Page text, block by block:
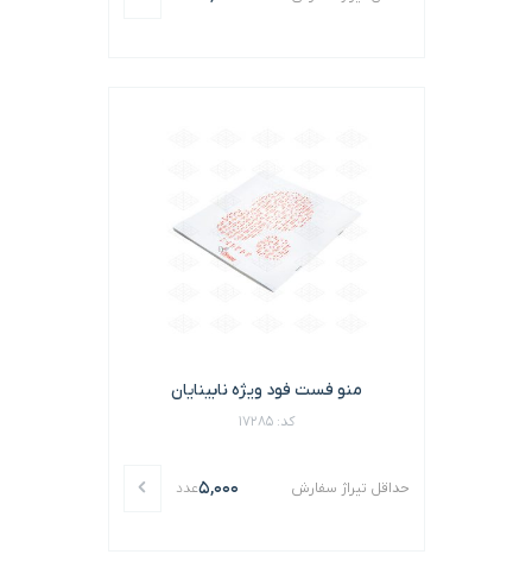
منو فست فود ویژه نابینایان
کد: 17285
حداقل تیراژ سفارش 5,000عدد